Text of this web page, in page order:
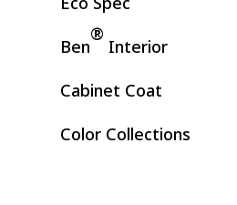
Ben
®
Interior
Cabinet Coat
Color Collections